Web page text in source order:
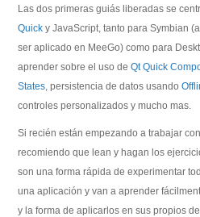
Las dos primeras guiás liberadas se
Quick y JavaScript, tanto para Symbian
ser aplicado en MeeGo) como para
aprender sobre el uso deQt Quick
States, persistencia de datos usando
controles personalizados y mucho mas.
Si recién están empezando a trabajar
recomiendo que lean y hagan los
son una forma rápida de experimentar
una aplicación y van a aprender
y la forma de aplicarlos en sus propios